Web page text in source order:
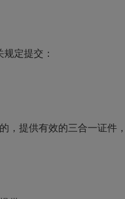
定提交：
提供有效的三合一证件